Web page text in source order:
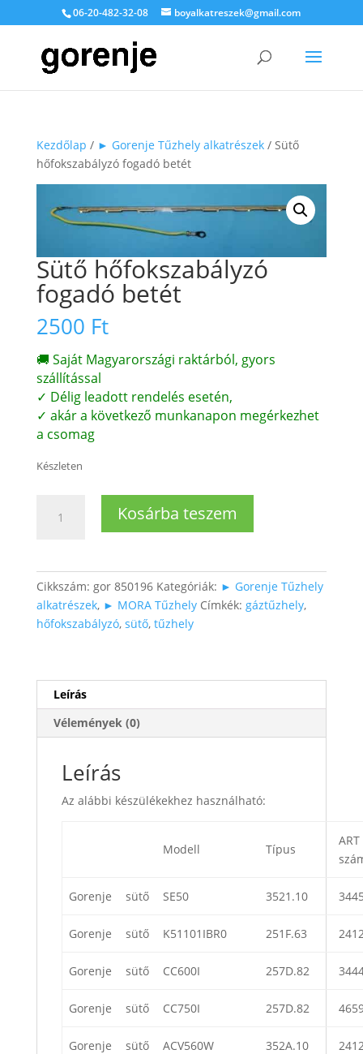
06-20-482-32-08 boyalkatreszek@gmail.com
Kezdőlap / ► Gorenje Tűzhely alkatrészek/ Sütő
hőfokszabályzó fogadó betét
Sütő hőfokszabályzó
fogadó betét
2500 Ft
🚚 Saját Magyarországi raktárból, gyors
szállítással
✓ Délig leadott rendelés esetén,
✓ akár a következő munkanapon megérkezhet
a csomag
Készleten
hőfokszabályzó
mennyiség
Kosárba teszem
Cikkszám: gor 850196 Kategóriák: ► Gorenje Tűzhely
alkatrészek, ► MORA Tűzhely Címkék: gáztűzhely,
hőfokszabályzó, sütő, tűzhely
Leírás
Vélemények (0)
Leírás
Az alábbi készülékekhez használható:
Modell Típus
ART
Gorenje sütő SE50 3521.10
Gorenje sütő K51101IBR0 251F.63
Gorenje sütő CC600I 257D.82
Gorenje sütő CC750I 257D.82
Gorenje sütő ACV560W 352A.10